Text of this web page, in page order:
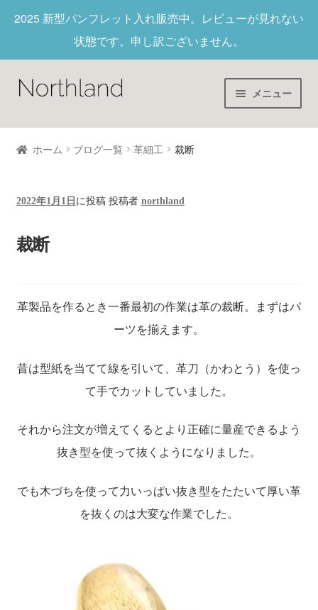
2025 新型パンフレット入れ販売中。レビューが見れない
状態です。申し訳ございません。
メニュー
Home
新作商品
アウトレット
パンフレット・カード入れ
ホーム ブログ一覧 革細工 裁断
2022年1月1日 に投稿 投稿者 northland
裁断
革製品を作るとき一番最初の作業は革の裁断。まずはパ
ーツを揃えます。
昔は型紙を当てて線を引いて、革刀（かわとう）を使っ
て手でカットしていました。
それから注文が増えてくるとより正確に量産できるよう
抜き型を使って抜くようになりました。
でも木づちを使って力いっぱい抜き型をたたいて厚い革
を抜くのは大変な作業でした。